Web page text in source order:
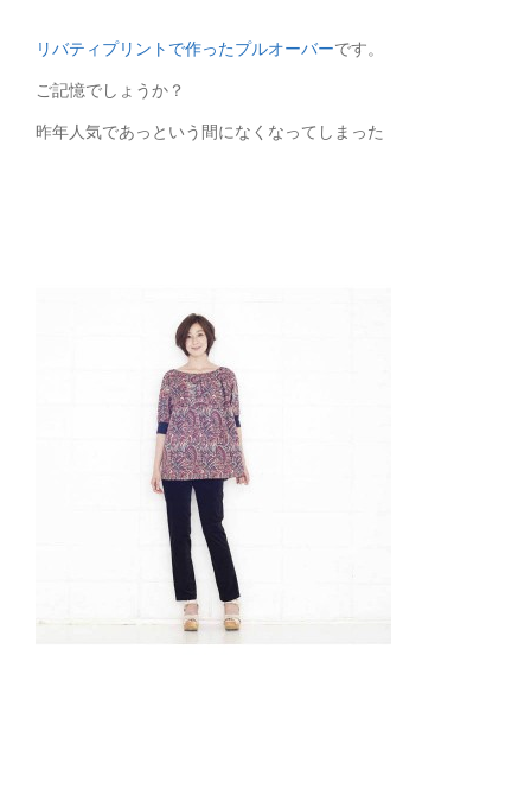
リバティプリントで作ったプルオーバーです。
ご記憶でしょうか？
昨年人気であっという間になくなってしまった